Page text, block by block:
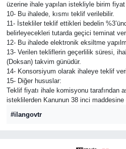
üzerine ihale yapılan istekliyle birim
10- Bu ihalede, kısmı teklif verilebilir.
11- İstekliler teklif ettikleri bedelin
belirleyecekleri tutarda geçici teminat
12- Bu ihalede elektronik eksiltme
13- Verilen tekliflerin geçerlilik süresi,
(Doksan) takvim günüdür.
14- Konsorsiyum olarak ihaleye teklif
15- Diğer hususlar:
Teklif fiyatı ihale komisyonu tarafından
isteklilerden Kanunun 38 inci
#ilangovtr